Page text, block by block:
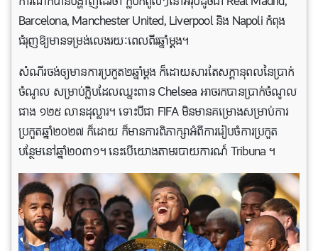
Barcelona, Manchester United, Liverpool និង Napoli កំពុង
ជំរុញឱ្យមានទម្រង់លេងរយៈពេលពីរឆ្នាំម្តង។
សំណីរចង់ឲ្យមានការប្រកួត២ឆ្នាំម្តង ​ក៏ដោយសារតែសក្ដានុពល​នៃ​ប្រាក់​
ចំណូល សម្រាប់ក្លិបដែលឈ្នះពាន Chelsea អាច​រក​បានប្រាក់ចំណូល
ជាង ១២៥ លានដុល្លារ។ ទោះបីជា FIFA មិនមានគម្រោងសម្រាប់ការ
ប្រកួតឆ្នាំ២០២៧ ក៏ដោយ ក៏មានការពិភាក្សាអំពីការរៀបចំការប្រកួត
បន្ថែមនៅឆ្នាំ២០៣១។ នេះបើយោងតាមរបាយការណ៍ Tribuna ។